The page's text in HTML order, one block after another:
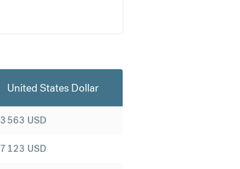
United States Dollar
3 563 USD
7 123 USD